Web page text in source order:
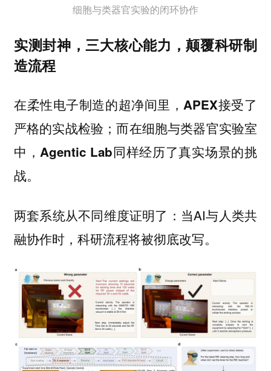
细胞与类器官实验的闭环协作
实测封神，三大核心能力，颠覆科研制
造流程
在柔性电子制造的超净间里， APEX接受了
严格的实战检验；而在细胞与类器官实验室
中， Agentic Lab同样经历了真实场景的挑
战。
两套系统从不同维度证明了：当AI与人类共
融协作时，科研流程将被彻底改写。